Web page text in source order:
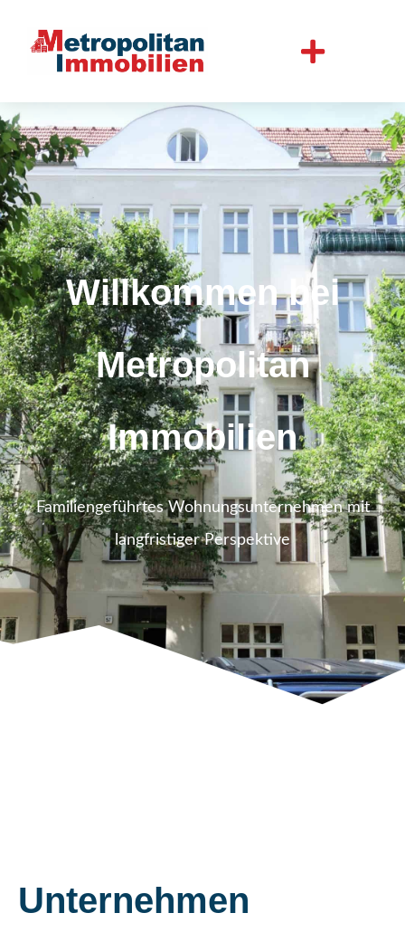
Willkommen bei
Metropolitan
Immobilien
Familiengeführtes Wohnungsunternehmen mit
langfristiger Perspektive
Unternehmen